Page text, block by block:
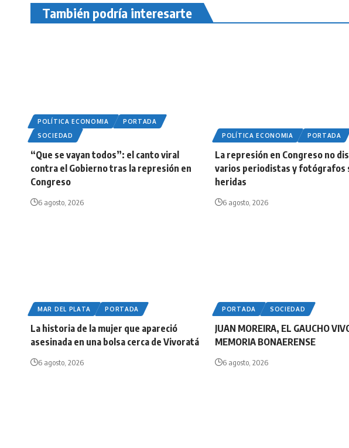
También podría interesarte
POLÍTICA ECONOMIA
PORTADA
SOCIEDAD
“Que se vayan todos”: el canto viral
contra el Gobierno tras la represión en
Congreso
6 agosto, 2026
POLÍTICA ECONOMIA PORTADA
La represión en Congreso no
varios periodistas y fotógrafos
heridas
6 agosto, 2026
MAR DEL PLATA PORTADA
La historia de la mujer que apareció
asesinada en una bolsa cerca de Vivoratá
6 agosto, 2026
PORTADA SOCIEDAD
JUAN MOREIRA, EL GAUCHO
MEMORIA BONAERENSE
6 agosto, 2026